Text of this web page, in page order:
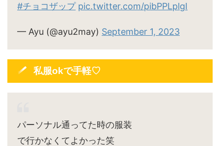
#チョコザップ pic.twitter.com/pibPPLplgI
— Ayu (@ayu2may) September 1, 2023
私服okで手軽♡
パーソナル通ってた時の服装
で行かなくてよかった笑